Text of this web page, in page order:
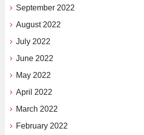
September 2022
August 2022
July 2022
June 2022
May 2022
April 2022
March 2022
February 2022